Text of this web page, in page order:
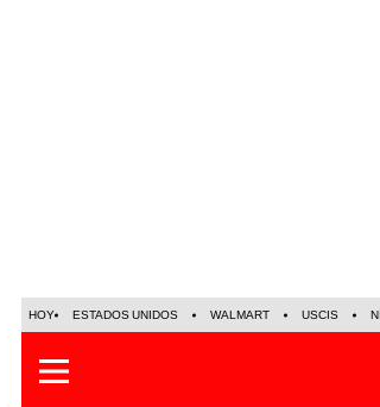
HOY ESTADOS UNIDOS WALMART USCIS